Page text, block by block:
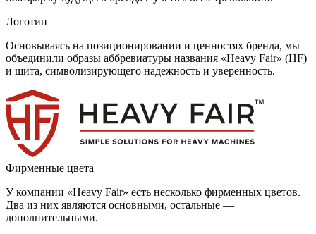
Логотип
Основываясь на позиционировании и ценностях бренда, мы
объединили образы аббревиатуры названия «Heavy Fair» (HF)
и щита, символизирующего надежность и уверенность.
Фирменные цвета
У компании «Heavy Fair» есть несколько фирменных цветов.
Два из них являются основными, остальные —
дополнительными.